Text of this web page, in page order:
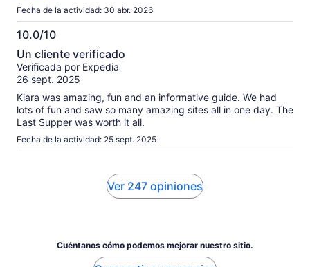
Fecha de la actividad: 30 abr. 2026
10.0/10
10.0
de
10
Un cliente verificado
Verificada por Expedia
26 sept. 2025
Kiara was amazing, fun and an informative guide. We had
lots of fun and saw so many amazing sites all in one day. The
Last Supper was worth it all.
Fecha de la actividad: 25 sept. 2025
Ver 247 opiniones
Cuéntanos cómo podemos mejorar nuestro sitio.